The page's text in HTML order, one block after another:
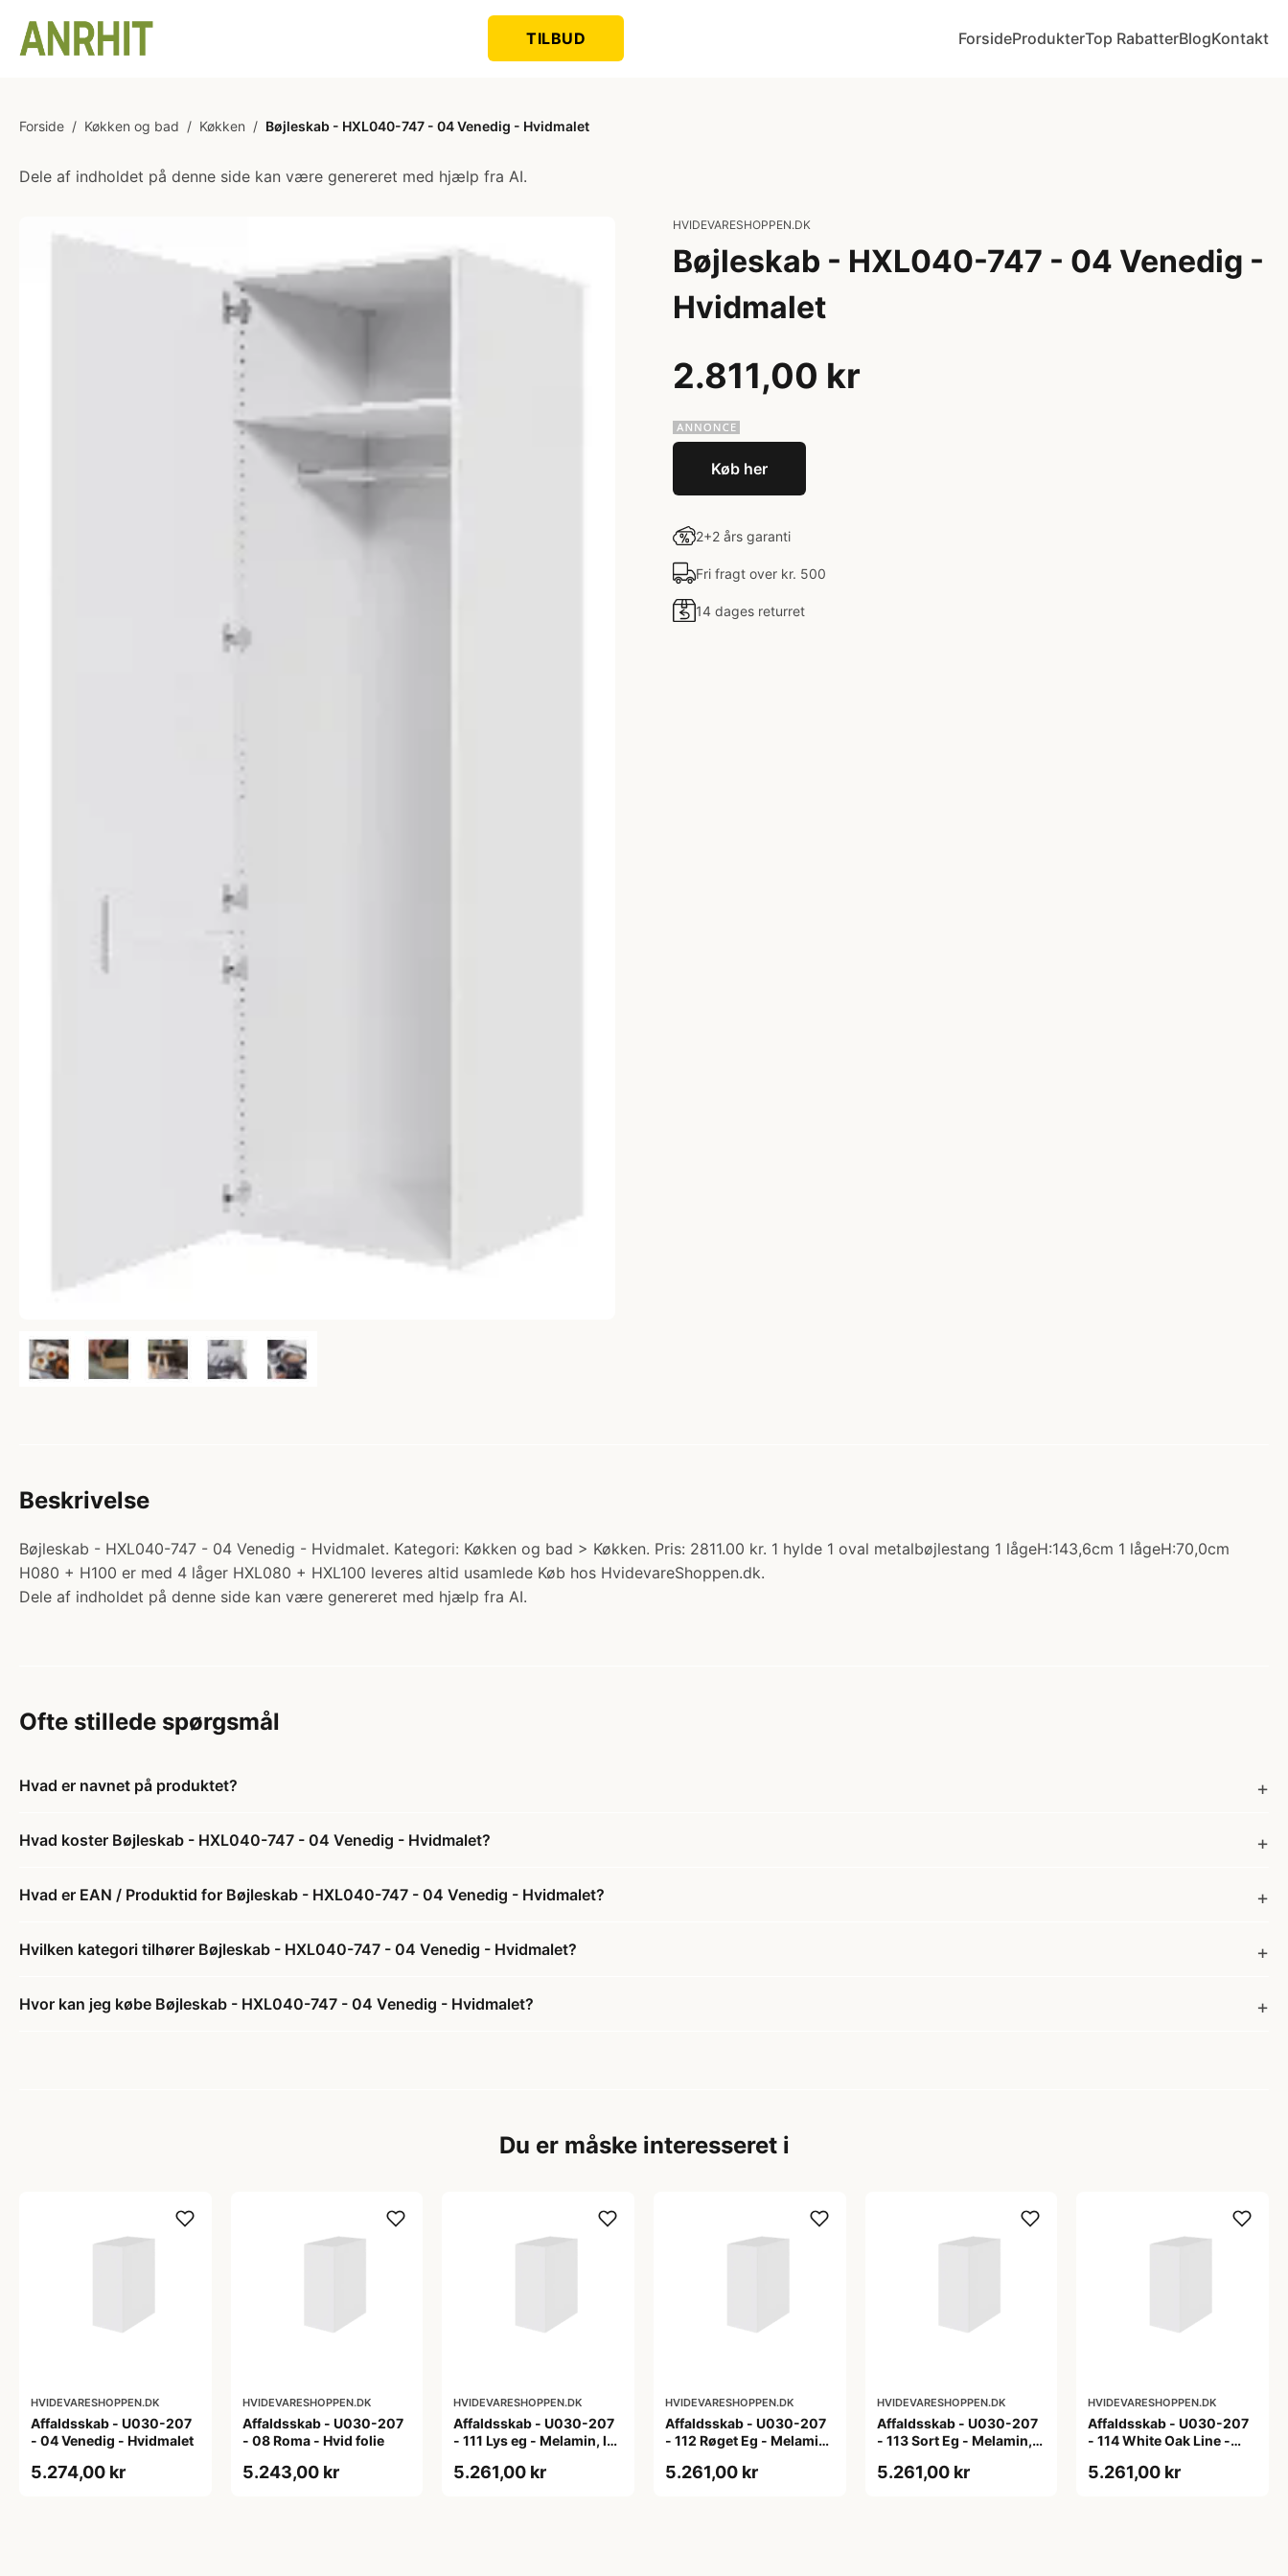
TILBUD ForsideProdukterTop RabatterBlogKontakt
Forside / Køkken og bad / Køkken / Bøjleskab - HXL040-747 - 04 Venedig - Hvidmalet
Dele af indholdet på denne side kan være genereret med hjælp fra AI.
HVIDEVARESHOPPEN.DK
Bøjleskab - HXL040-747 - 04 Venedig -
Hvidmalet
2.811,00 kr
Køb her
2+2 års garanti
Fri fragt over kr. 500
14 dages returret
Beskrivelse
Bøjleskab - HXL040-747 - 04 Venedig - Hvidmalet. Kategori: Køkken og bad > Køkken. Pris: 2811.00 kr. 1 hylde 1 oval metalbøjlestang 1 lågeH:143,6cm 1 lågeH:70,0cm
H080 + H100 er med 4 låger HXL080 + HXL100 leveres altid usamlede Køb hos HvidevareShoppen.dk.
Dele af indholdet på denne side kan være genereret med hjælp fra AI.
Ofte stillede spørgsmål
Hvad er navnet på produktet?
Hvad koster Bøjleskab - HXL040-747 - 04 Venedig - Hvidmalet?
Hvad er EAN / Produktid for Bøjleskab - HXL040-747 - 04 Venedig - Hvidmalet?
Hvilken kategori tilhører Bøjleskab - HXL040-747 - 04 Venedig - Hvidmalet?
Hvor kan jeg købe Bøjleskab - HXL040-747 - 04 Venedig - Hvidmalet?
Du er måske interesseret i
HVIDEVARESHOPPEN.DK
Affaldsskab - U030-207
- 04 Venedig - Hvidmalet
5.274,00 kr
HVIDEVARESHOPPEN.DK
Affaldsskab - U030-207
- 08 Roma - Hvid folie
5.243,00 kr
HVIDEVARESHOPPEN.DK
Affaldsskab - U030-207
- 111 Lys eg - Melamin, lys
5.261,00 kr
HVIDEVARESHOPPEN.DK
Affaldsskab - U030-207
- 112 Røget Eg - Melamin,
5.261,00 kr
HVIDEVARESHOPPEN.DK
Affaldsskab - U030-207
- 113 Sort Eg - Melamin,
5.261,00 kr
HVIDEVARESHOPPEN.DK
Affaldsskab - U030-207
- 114 White Oak Line -
5.261,00 kr